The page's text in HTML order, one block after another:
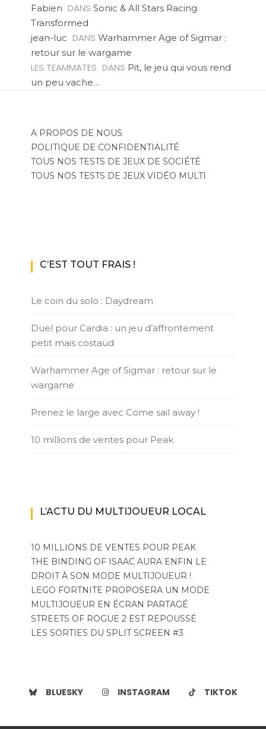
Fabien DANS Sonic & All Stars Racing
Transformed
jean-luc DANS Warhammer Age of Sigmar :
retour sur le wargame
LES TEAMMATES DANS Pit, le jeu qui vous rend
un peu vache…
A PROPOS DE NOUS
POLITIQUE DE CONFIDENTIALITÉ
TOUS NOS TESTS DE JEUX DE SOCIÉTÉ
TOUS NOS TESTS DE JEUX VIDÉO MULTI
C’EST TOUT FRAIS !
Le coin du solo : Daydream
Duel pour Cardia : un jeu d’affrontement
petit mais costaud
Warhammer Age of Sigmar : retour sur le
wargame
Prenez le large avec Come sail away !
10 millions de ventes pour Peak
L’ACTU DU MULTIJOUEUR LOCAL
10 MILLIONS DE VENTES POUR PEAK
THE BINDING OF ISAAC AURA ENFIN LE
DROIT À SON MODE MULTIJOUEUR !
LEGO FORTNITE PROPOSERA UN MODE
MULTIJOUEUR EN ÉCRAN PARTAGÉ
STREETS OF ROGUE 2 EST REPOUSSÉ
LES SORTIES DU SPLIT SCREEN #3
BLUESKY INSTAGRAM TIKTOK